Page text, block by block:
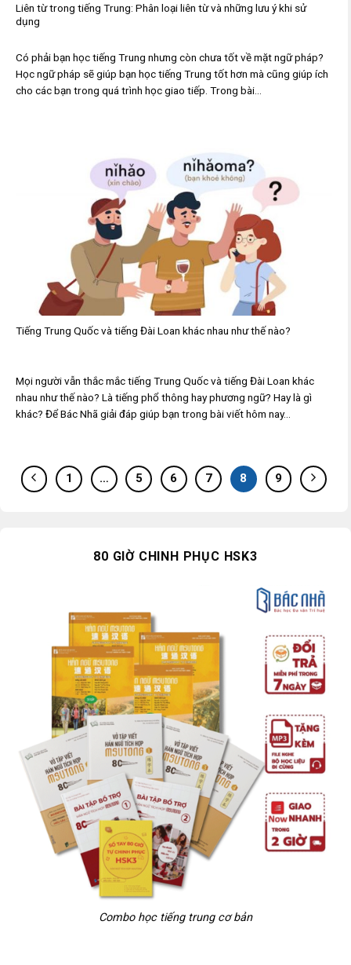
Liên từ trong tiếng Trung: Phân loại liên từ và những lưu ý khi sử
dụng
Có phải bạn học tiếng Trung nhưng còn chưa tốt về mặt ngữ pháp?
Học ngữ pháp sẽ giúp bạn học tiếng Trung tốt hơn mà cũng giúp ích
cho các bạn trong quá trình học giao tiếp. Trong bài...
Tiếng Trung Quốc và tiếng Đài Loan khác nhau như thế nào?
Mọi người vẫn thắc mắc tiếng Trung Quốc và tiếng Đài Loan khác
nhau như thế nào? Là tiếng phổ thông hay phương ngữ? Hay là gì
khác? Để Bác Nhã giải đáp giúp bạn trong bài viết hôm nay...
1 … 5 6 7 8 9
80 GIỜ CHINH PHỤC HSK3
Combo học tiếng trung cơ bản